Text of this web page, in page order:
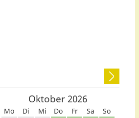
Oktober 2026
Mo Di Mi Do Fr Sa
So